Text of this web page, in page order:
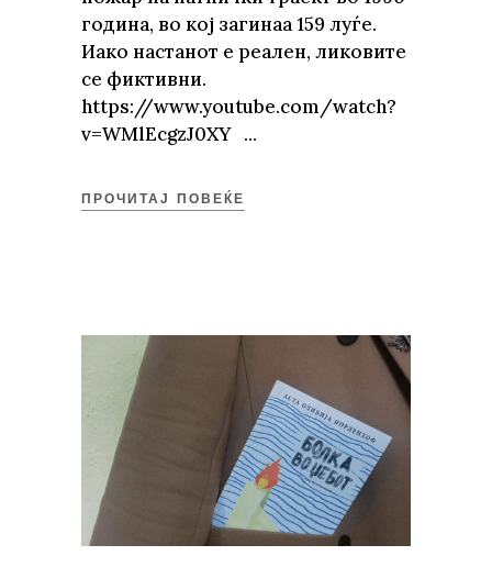
година, во кој загинаа 159 луѓе.
Иако настанот е реален, ликовите
се фиктивни.
https://www.youtube.com/watch?
v=WMlEcgzJ0XY
ПРОЧИТАЈ ПОВЕЌЕ